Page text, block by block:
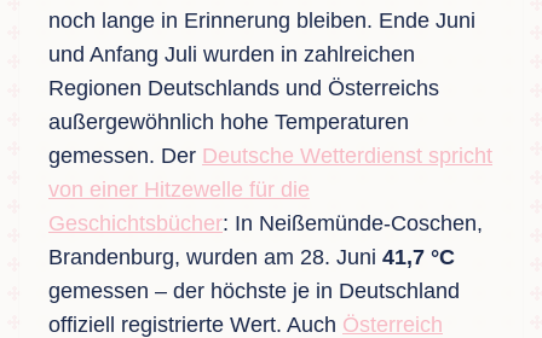
noch lange in Erinnerung bleiben. Ende Juni
und Anfang Juli wurden in zahlreichen
Regionen Deutschlands und Österreichs
außergewöhnlich hohe Temperaturen
gemessen. Der Deutsche Wetterdienst spricht
von einer Hitzewelle für die
Geschichtsbücher: In Neißemünde-Coschen,
Brandenburg, wurden am 28. Juni 41,7 °C
gemessen – der höchste je in Deutschland
offiziell registrierte Wert. Auch Österreich